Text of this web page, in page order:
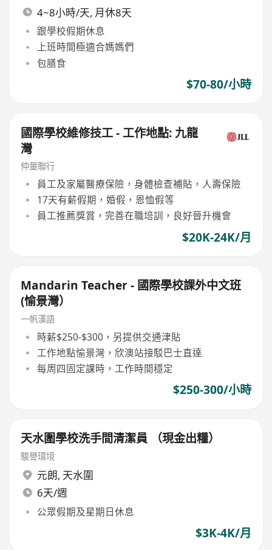
4~8小時/天, 月休8天
跟學校假期休息
上班時間極適合媽媽們
包膳食
$70-80/小時
國際學校維修技工 - 工作地點: 九龍
灣
仲量聯行
員工及家屬醫療保險，身體檢查補貼，人壽保險
17天有薪假期，婚假，恩恤假等
員工推薦獎賞，完善在職培訓，良好晉升機會
$20K-24K/月
Mandarin Teacher - 國際學校課外中文班
(愉景灣）
一帆漢語
時薪$250-$300，另提供交通津貼
工作地點愉景灣，欣澳站接駁巴士直達
每周四固定課時，工作時間穩定
$250-300/小時
天水圍學校洗手間清潔員 （現金出糧）
駿譽環境
元朗, 天水圍
6天/週
公眾假期及星期日休息
$3K-4K/月